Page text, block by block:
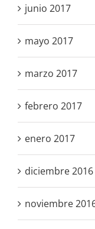
junio 2017
mayo 2017
marzo 2017
febrero 2017
enero 2017
diciembre 2016
noviembre